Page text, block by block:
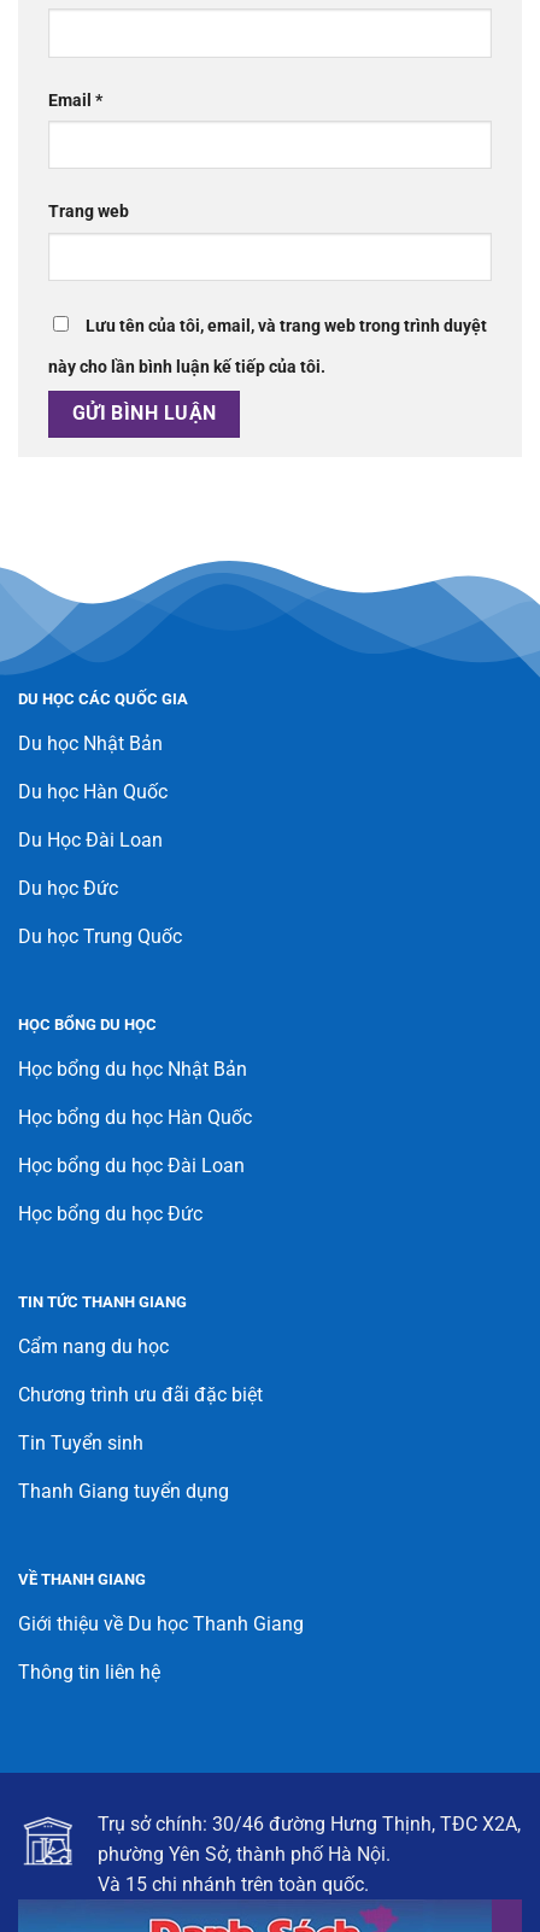
Email *
Trang web
Lưu tên của tôi, email, và trang web trong trình duyệt
này cho lần bình luận kế tiếp của tôi.
DU HỌC CÁC QUỐC GIA
Du học Nhật Bản
Du học Hàn Quốc
Du Học Đài Loan
Du học Đức
Du học Trung Quốc
HỌC BỔNG DU HỌC
Học bổng du học Nhật Bản
Học bổng du học Hàn Quốc
Học bổng du học Đài Loan
Học bổng du học Đức
TIN TỨC THANH GIANG
Cẩm nang du học
Chương trình ưu đãi đặc biệt
Tin Tuyển sinh
Thanh Giang tuyển dụng
VỀ THANH GIANG
Giới thiệu về Du học Thanh Giang
Thông tin liên hệ
Trụ sở chính: 30/46 đường Hưng Thịnh, TĐC X2A,
phường Yên Sở, thành phố Hà Nội.
Và 15 chi nhánh trên toàn quốc.